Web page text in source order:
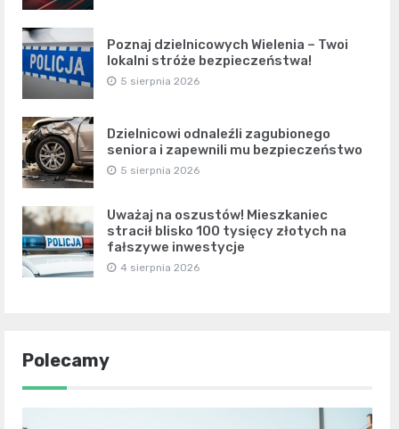
Poznaj dzielnicowych Wielenia – Twoi
lokalni stróże bezpieczeństwa!
5 sierpnia 2026
Dzielnicowi odnaleźli zagubionego
seniora i zapewnili mu bezpieczeństwo
5 sierpnia 2026
Uważaj na oszustów! Mieszkaniec
stracił blisko 100 tysięcy złotych na
fałszywe inwestycje
4 sierpnia 2026
Polecamy